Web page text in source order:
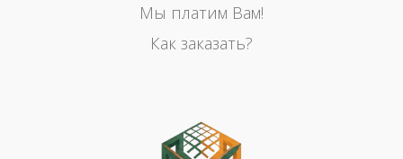
Мы платим Вам!
Как заказать?